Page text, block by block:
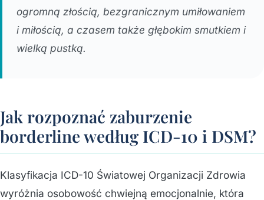
ogromną złością, bezgranicznym umiłowaniem
i miłością, a czasem także głębokim smutkiem i
wielką pustką.
Jak rozpoznać zaburzenie
borderline według ICD-10 i DSM?
Klasyfikacja ICD-10 Światowej Organizacji Zdrowia
wyróżnia osobowość chwiejną emocjonalnie, która